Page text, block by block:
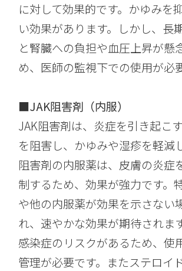
に対して効果的です。かゆみを
い効果があります。しかし、長
と腎臓への負担や血圧上昇が懸
め、医師の監視下での使用が必
■JAK阻害剤（内服）
JAK阻害剤は、炎症を引き起こ
を阻害し、かゆみや湿疹を軽減
阻害剤の内服薬は、皮膚の炎症
制するため、効果が強力です。
や他の内服薬が効果を示さない
れ、速やかな効果が期待されま
感染症のリスクがあるため、使
管理が必要です。またステロイ